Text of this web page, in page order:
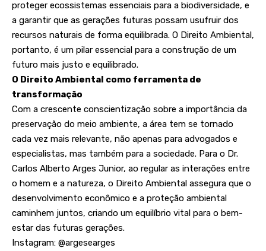
proteger ecossistemas essenciais para a biodiversidade, e
a garantir que as gerações futuras possam usufruir dos
recursos naturais de forma equilibrada. O Direito Ambiental,
portanto, é um pilar essencial para a construção de um
futuro mais justo e equilibrado.
O Direito Ambiental como ferramenta de
transformação
Com a crescente conscientização sobre a importância da
preservação do meio ambiente, a área tem se tornado
cada vez mais relevante, não apenas para advogados e
especialistas, mas também para a sociedade. Para o Dr.
Carlos Alberto Arges Junior, ao regular as interações entre
o homem e a natureza, o Direito Ambiental assegura que o
desenvolvimento econômico e a proteção ambiental
caminhem juntos, criando um equilíbrio vital para o bem-
estar das futuras gerações.
Instagram: @argesearges